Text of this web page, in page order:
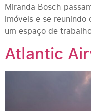
Miranda Bosch
imóveis e se
um espaço de
Atlantic